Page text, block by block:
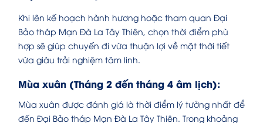
Khi lên kế hoạch hành hương hoặc tham quan Đại
Bảo tháp Mạn Đà La Tây Thiên, chọn thời điểm phù
hợp sẽ giúp chuyến đi vừa thuận lợi về mặt thời tiết
vừa giàu trải nghiệm tâm linh.
Mùa xuân (Tháng 2 đến tháng 4 âm lịch):
Mùa xuân được đánh giá là thời điểm lý tưởng nhất để
đến Đại Bảo tháp Mạn Đà La Tây Thiên. Trong khoảng